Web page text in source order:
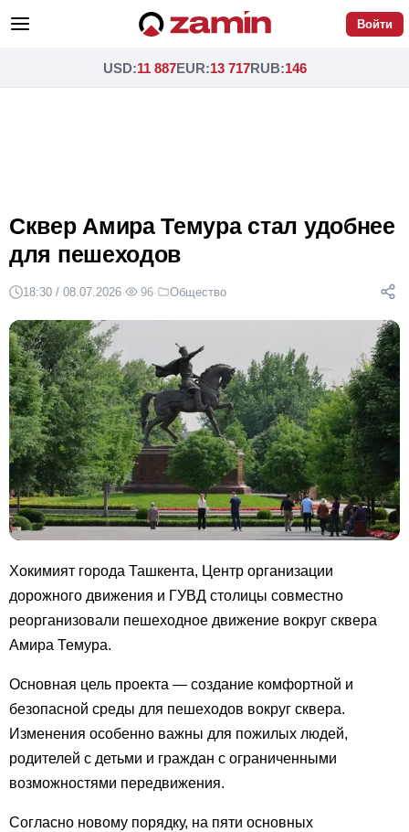
Войти
USD:11 887EUR:13 717RUB:146
Сквер Амира Темура стал удобнее
для пешеходов
18:30 / 08.07.2026· 96· Общество
Хокимият города Ташкента, Центр организации
дорожного движения и ГУВД столицы совместно
реорганизовали пешеходное движение вокруг сквера
Амира Темура.
Основная цель проекта — создание комфортной и
безопасной среды для пешеходов вокруг сквера.
Изменения особенно важны для пожилых людей,
родителей с детьми и граждан с ограниченными
возможностями передвижения.
Согласно новому порядку, на пяти основных